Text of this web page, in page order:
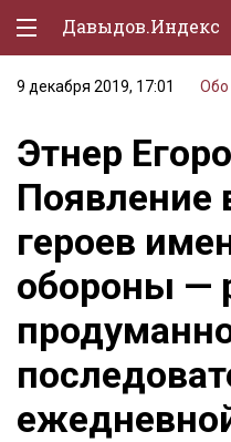
Давыдов.Индекс
Политическая жизнь
Экономика
Природа
Образование
Спорт
Культура
Lifestyle
Мурзилка
9 декабря 2019, 17:01 Обо
Этнер
Появление
героев
обороны —